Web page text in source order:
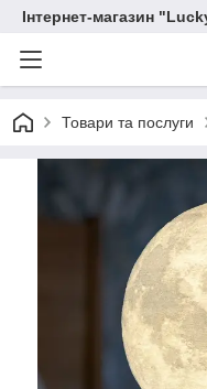
Інтернет-магазин
Товари та послуги